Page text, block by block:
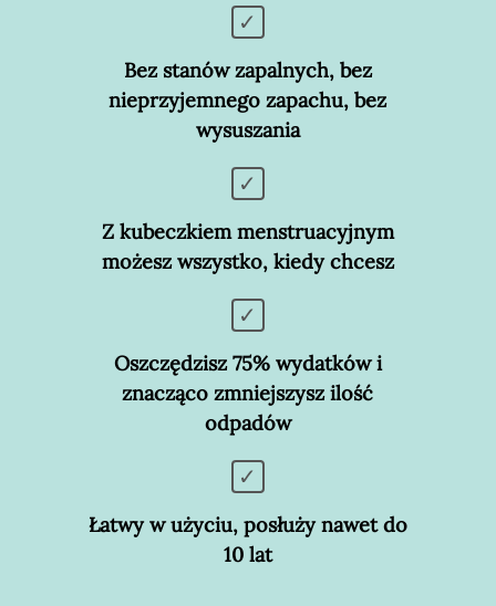
Bez stanów zapalnych, bez
nieprzyjemnego zapachu, bez
wysuszania
Z kubeczkiem menstruacyjnym
możesz wszystko, kiedy chcesz
Oszczędzisz 75% wydatków i
znacząco zmniejszysz ilość
odpadów
Łatwy w użyciu, posłuży nawet do
10 lat